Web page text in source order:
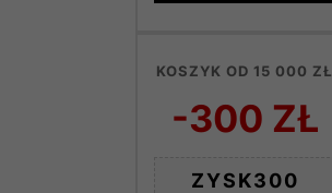
KOSZYK OD 15 000 ZŁ
-300 ZŁ
ZYSK300